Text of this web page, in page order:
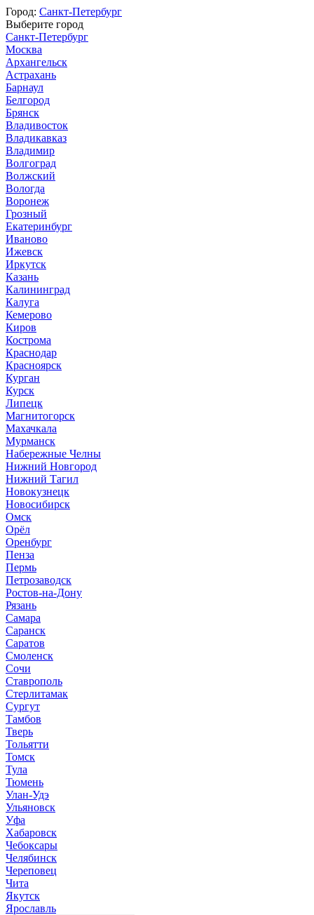
Город: Санкт-Петербург
Выберите город
Санкт-Петербург
Москва
Архангельск
Астрахань
Барнаул
Белгород
Брянск
Владивосток
Владикавказ
Владимир
Волгоград
Волжский
Вологда
Воронеж
Грозный
Екатеринбург
Иваново
Ижевск
Иркутск
Казань
Калининград
Калуга
Кемерово
Киров
Кострома
Краснодар
Красноярск
Курган
Курск
Липецк
Магнитогорск
Махачкала
Мурманск
Набережные Челны
Нижний Новгород
Нижний Тагил
Новокузнецк
Новосибирск
Омск
Орёл
Оренбург
Пенза
Пермь
Петрозаводск
Ростов-на-Дону
Рязань
Самара
Саранск
Саратов
Смоленск
Сочи
Ставрополь
Стерлитамак
Сургут
Тамбов
Тверь
Тольятти
Томск
Тула
Тюмень
Улан-Удэ
Ульяновск
Уфа
Хабаровск
Чебоксары
Челябинск
Череповец
Чита
Якутск
Ярославль